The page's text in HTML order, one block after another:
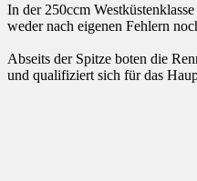
In der 250ccm
weder nach eigenen Fehlern
Abseits der Spitze boten die
und qualifiziert sich für das